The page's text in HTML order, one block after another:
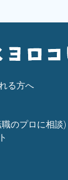
る方へ
のプロに相談)